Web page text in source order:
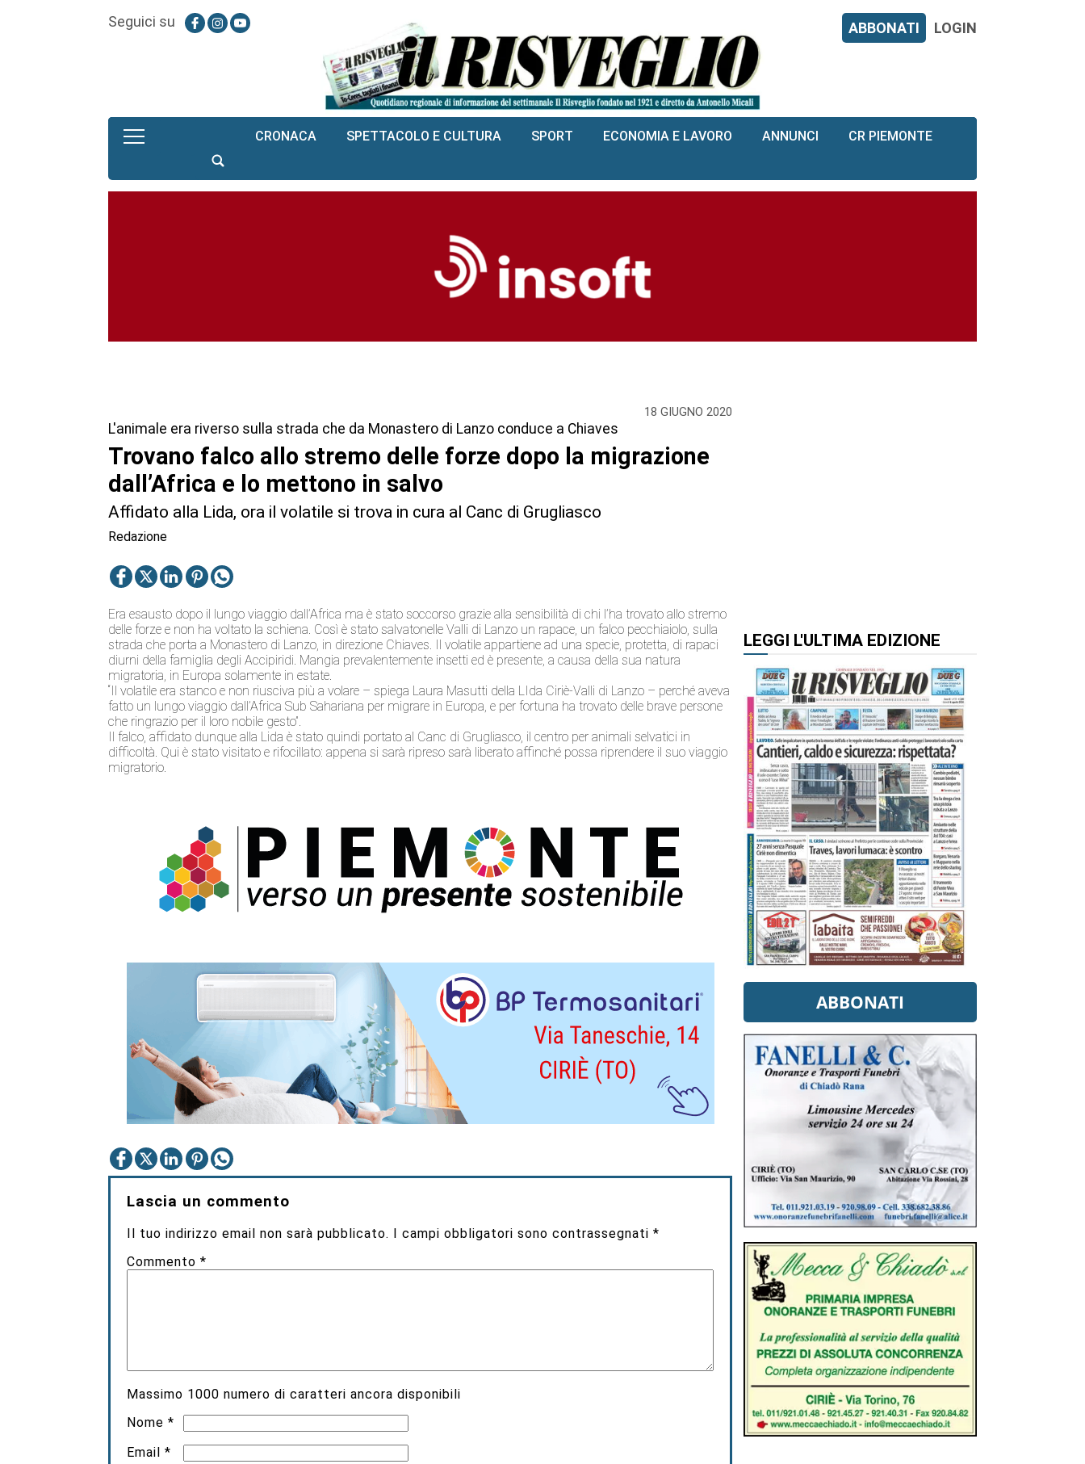
Seguici su ABBONATI LOGIN
CRONACA SPETTACOLO E CULTURA SPORT ECONOMIA E LAVORO ANNUNCI CR PIEMONTE
18 GIUGNO 2020
L'animale era riverso sulla strada che da Monastero di Lanzo conduce a Chiaves
Trovano falco allo stremo delle forze dopo la migrazione
dall’Africa e lo mettono in salvo
Affidato alla Lida, ora il volatile si trova in cura al Canc di Grugliasco
Redazione
Era esausto dopo il lungo viaggio dall’Africa ma è stato soccorso grazie alla sensibilità di chi l’ha trovato allo stremo
delle forze e non ha voltato la schiena. Così è stato salvatonelle Valli di Lanzo un rapace, un falco pecchiaiolo, sulla
strada che porta a Monastero di Lanzo, in direzione Chiaves. Il volatile appartiene ad una specie, protetta, di rapaci
diurni della famiglia degli Accipiridi. Mangia prevalentemente insetti ed è presente, a causa della sua natura
migratoria, in Europa solamente in estate.
“Il volatile era stanco e non riusciva più a volare – spiega Laura Masutti della LIda Ciriè-Valli di Lanzo – perché aveva
fatto un lungo viaggio dall’Africa Sub Sahariana per migrare in Europa, e per fortuna ha trovato delle brave persone
che ringrazio per il loro nobile gesto”.
Il falco, affidato dunque alla Lida è stato quindi portato al Canc di Grugliasco, il centro per animali selvatici in
difficoltà. Qui è stato visitato e rifocillato: appena si sarà ripreso sarà liberato affinché possa riprendere il suo viaggio
migratorio.
Lascia un commento
Il tuo indirizzo email non sarà pubblicato. I campi obbligatori sono contrassegnati*
Commento*
Massimo 1000 numero di caratteri ancora disponibili
Nome*
Email*
LEGGI L'ULTIMA EDIZIONE
ABBONATI